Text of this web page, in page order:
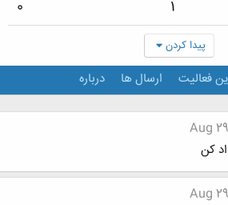
1
0
پیدا کردن
فعالیت ارسال ها درباره
Aug
کن
Aug